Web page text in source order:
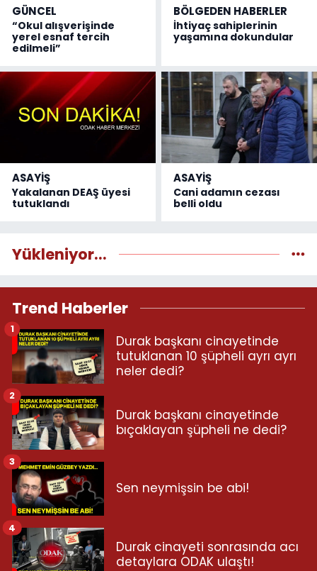
GÜNCEL
“Okul alışverişinde
yerel esnaf tercih
edilmeli”
BÖLGEDEN HABERLER
İhtiyaç sahiplerinin
yaşamına dokundular
ASAYİŞ
Yakalanan DEAŞ üyesi
tutuklandı
ASAYİŞ
Cani adamın cezası
belli oldu
Yükleniyor...
Trend Haberler
Durak başkanı cinayetinde
tutuklanan 10 şüpheli ayrı ayrı
neler dedi?
1
Durak başkanı cinayetinde
bıçaklayan şüpheli ne dedi?
2
Sen neymişsin be abi!
3
Durak cinayeti sonrasında acı
detaylara ODAK ulaştı!
4